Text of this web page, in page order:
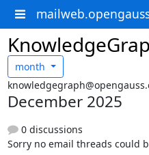
month
December 2025
0 discussions
Sorry no email threads could